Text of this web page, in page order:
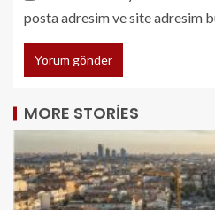
posta adresim ve site adresim
MORE STORIES